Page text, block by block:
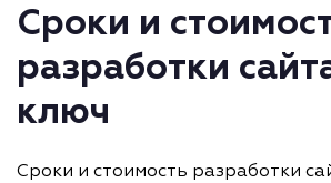
Сроки и
разработки
ключ
Сроки и стоимость разработки